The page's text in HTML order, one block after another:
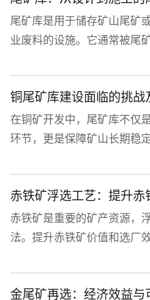
尾矿库是用于储存矿山尾矿
业废料的设施。它通常被尾
属矿山的尾矿。尾矿库通
回水系统。根据地形，尾矿
型和河流拦截型。
铜尾矿库建设面临的挑战
在铜矿开发中，尾矿库不仅
环节，更是保障矿山长期稳
然而，铜矿尾矿本身具有
性，使尾矿库在坝体稳定、
临更高技术挑战。
赤铁矿浮选工艺：提升
赤铁矿是重要的矿产资源，
法。提升赤铁矿价值和选厂
而，赤铁矿往往存在嵌布
等特征。利用传统的浮选工
矿品位不稳定、药剂成本高
金尾矿再选：经济效益